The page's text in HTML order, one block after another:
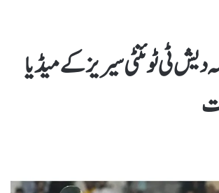
دیش ٹی ٹوئنٹی سیریز کے میڈیا